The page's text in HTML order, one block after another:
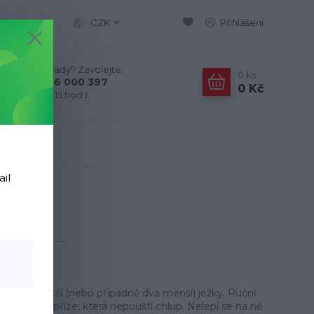
CZK Přihlášení
Nevíte si rady? Zavolejte.
+420 776 000 397
(Po-Pá, 9-15 hod.)
0 ks
0 Kč
i pro větší (nebo případně dva menší) ježky. Ruční
žinylkové příze, která nepouští chlup. Nelepí se na ně